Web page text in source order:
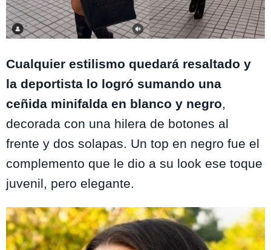
Cualquier estilismo quedará resaltado y
la deportista lo logró sumando una
ceñida minifalda en blanco y negro,
decorada con una hilera de botones al
frente y dos solapas. Un top en negro fue el
complemento que le dio a su look ese toque
juvenil, pero elegante.